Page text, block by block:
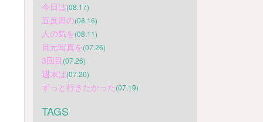
今日は(08.17)
五反田の(08.16)
人の気を(08.11)
目元写真を(07.26)
3回目 (07.26)
週末は(07.20)
ずっと行きたかった(07.19)
TAGS